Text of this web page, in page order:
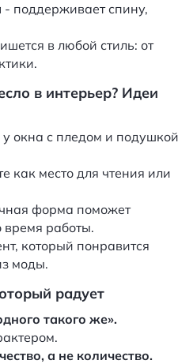
- поддерживает спину,
в любой стиль: от
в интерьер? Идеи
у окна с пледом и подушкой
как место для чтения или
форма поможет
время работы.
который понравится
моды.
радует
такого же».
а не количество.